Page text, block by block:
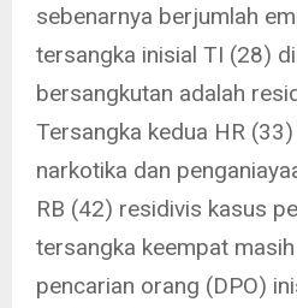
sebenarnya berjumlah
tersangka inisial TI (28)
bersangkutan adalah
Tersangka kedua HR
narkotika dan
RB (42) residivis kasus
tersangka keempat
pencarian orang (DPO)